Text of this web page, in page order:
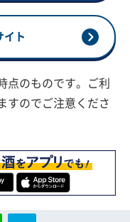
イト
点のものです。ご利
すのでご注意くださ